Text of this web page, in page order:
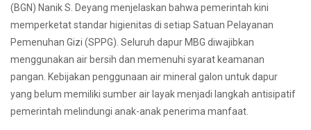
(BGN) Nanik S. Deyang menjelaskan bahwa pemerintah kini
memperketat standar higienitas di setiap Satuan Pelayanan
Pemenuhan Gizi (SPPG). Seluruh dapur MBG diwajibkan
menggunakan air bersih dan memenuhi syarat keamanan
pangan. Kebijakan penggunaan air mineral galon untuk dapur
yang belum memiliki sumber air layak menjadi langkah antisipatif
pemerintah melindungi anak-anak penerima manfaat.